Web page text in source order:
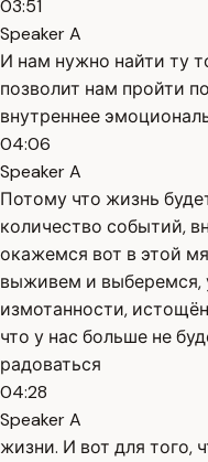
03:51
Speaker A
И нам нужно найти ту
позволит нам пройти
внутреннее
04:06
Speaker A
Потому что жизнь
количество событий,
окажемся вот в этой
выживем и выберемся,
измотанности,
что у нас больше не
радоваться
04:28
Speaker A
жизни. И вот для того,